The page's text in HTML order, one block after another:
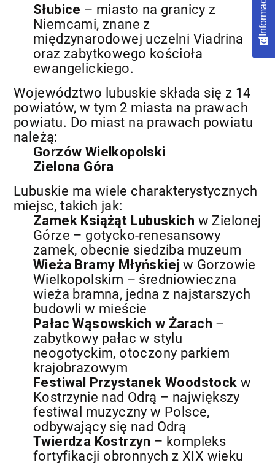
Słubice – miasto na granicy z
Niemcami, znane z
międzynarodowej uczelni Viadrina
oraz zabytkowego kościoła
ewangelickiego.
Województwo lubuskie składa się z 14
powiatów, w tym 2 miasta na prawach
powiatu. Do miast na prawach powiatu
należą:
Gorzów Wielkopolski
Zielona Góra
Lubuskie ma wiele charakterystycznych
miejsc, takich jak:
Zamek Książąt Lubuskich w Zielonej
Górze – gotycko-renesansowy
zamek, obecnie siedziba muzeum
Wieża Bramy Młyńskiej w Gorzowie
Wielkopolskim – średniowieczna
wieża bramna, jedna z najstarszych
budowli w mieście
Pałac Wąsowskich w Żarach –
zabytkowy pałac w stylu
neogotyckim, otoczony parkiem
krajobrazowym
Festiwal Przystanek Woodstock w
Kostrzynie nad Odrą – największy
festiwal muzyczny w Polsce,
odbywający się nad Odrą
Twierdza Kostrzyn – kompleks
fortyfikacji obronnych z XIX wieku